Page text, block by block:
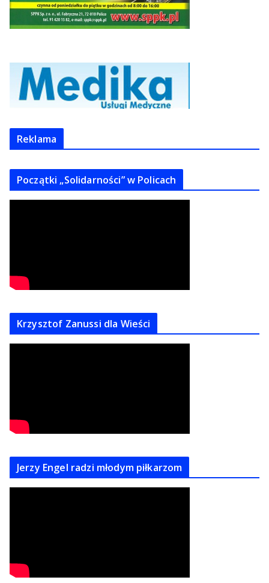
Reklama
Początki „Solidarności” w Policach
Krzysztof Zanussi dla Wieści
Jerzy Engel radzi młodym piłkarzom